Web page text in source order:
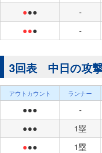
●●● -
●●● -
3回表 中日の攻
アウトカウント ランナー
●●● -
●●●
1塁
●●● 1塁